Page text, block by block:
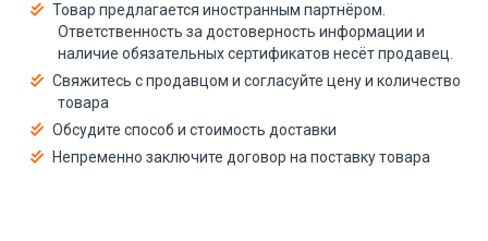
Товар предлагается иностранным партнёром.
Ответственность за достоверность информации и
наличие обязательных сертификатов несёт продавец.
Свяжитесь с продавцом и согласуйте цену и количество
товара
Обсудите способ и стоимость доставки
Непременно заключите договор на поставку товара